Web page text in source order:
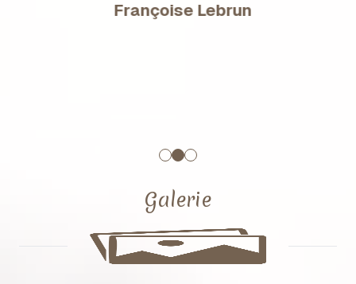
Françoise Lebrun
Galerie